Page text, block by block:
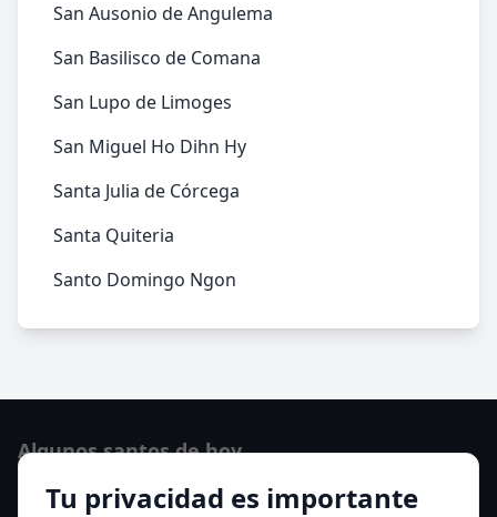
San Ausonio de Angulema
San Basilisco de Comana
San Lupo de Limoges
San Miguel Ho Dihn Hy
Santa Julia de Córcega
Santa Quiteria
Santo Domingo Ngon
Tu privacidad es importante
Algunos santos de hoy
San Cayetano de Thiene